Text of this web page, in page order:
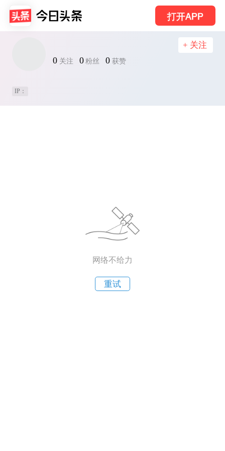
打开APP
0 关注 0 粉丝 0 获赞
+ 关注
IP：
网络不给力
重试